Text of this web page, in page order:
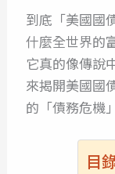
到底「美國國
什麼全世界的
它真的像傳說
來揭開美國國
的「債務危機
目